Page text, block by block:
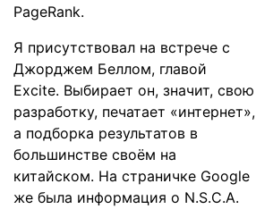
PageRank.
Я присутствовал на встрече с
Джорджем Беллом, главой
Excite. Выбирает он, значит, свою
разработку, печатает «интернет»,
а подборка результатов в
большинстве своём на
китайском. На страничке Google
же была информация о N.S.C.A.